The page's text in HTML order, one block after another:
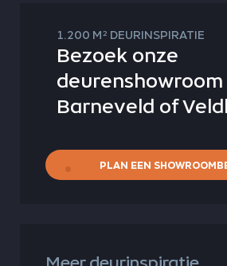
1.200 M2 DEURINSPIRATIE
Bezoek onze
deurenshowroom
Barneveld of
PLAN EEN